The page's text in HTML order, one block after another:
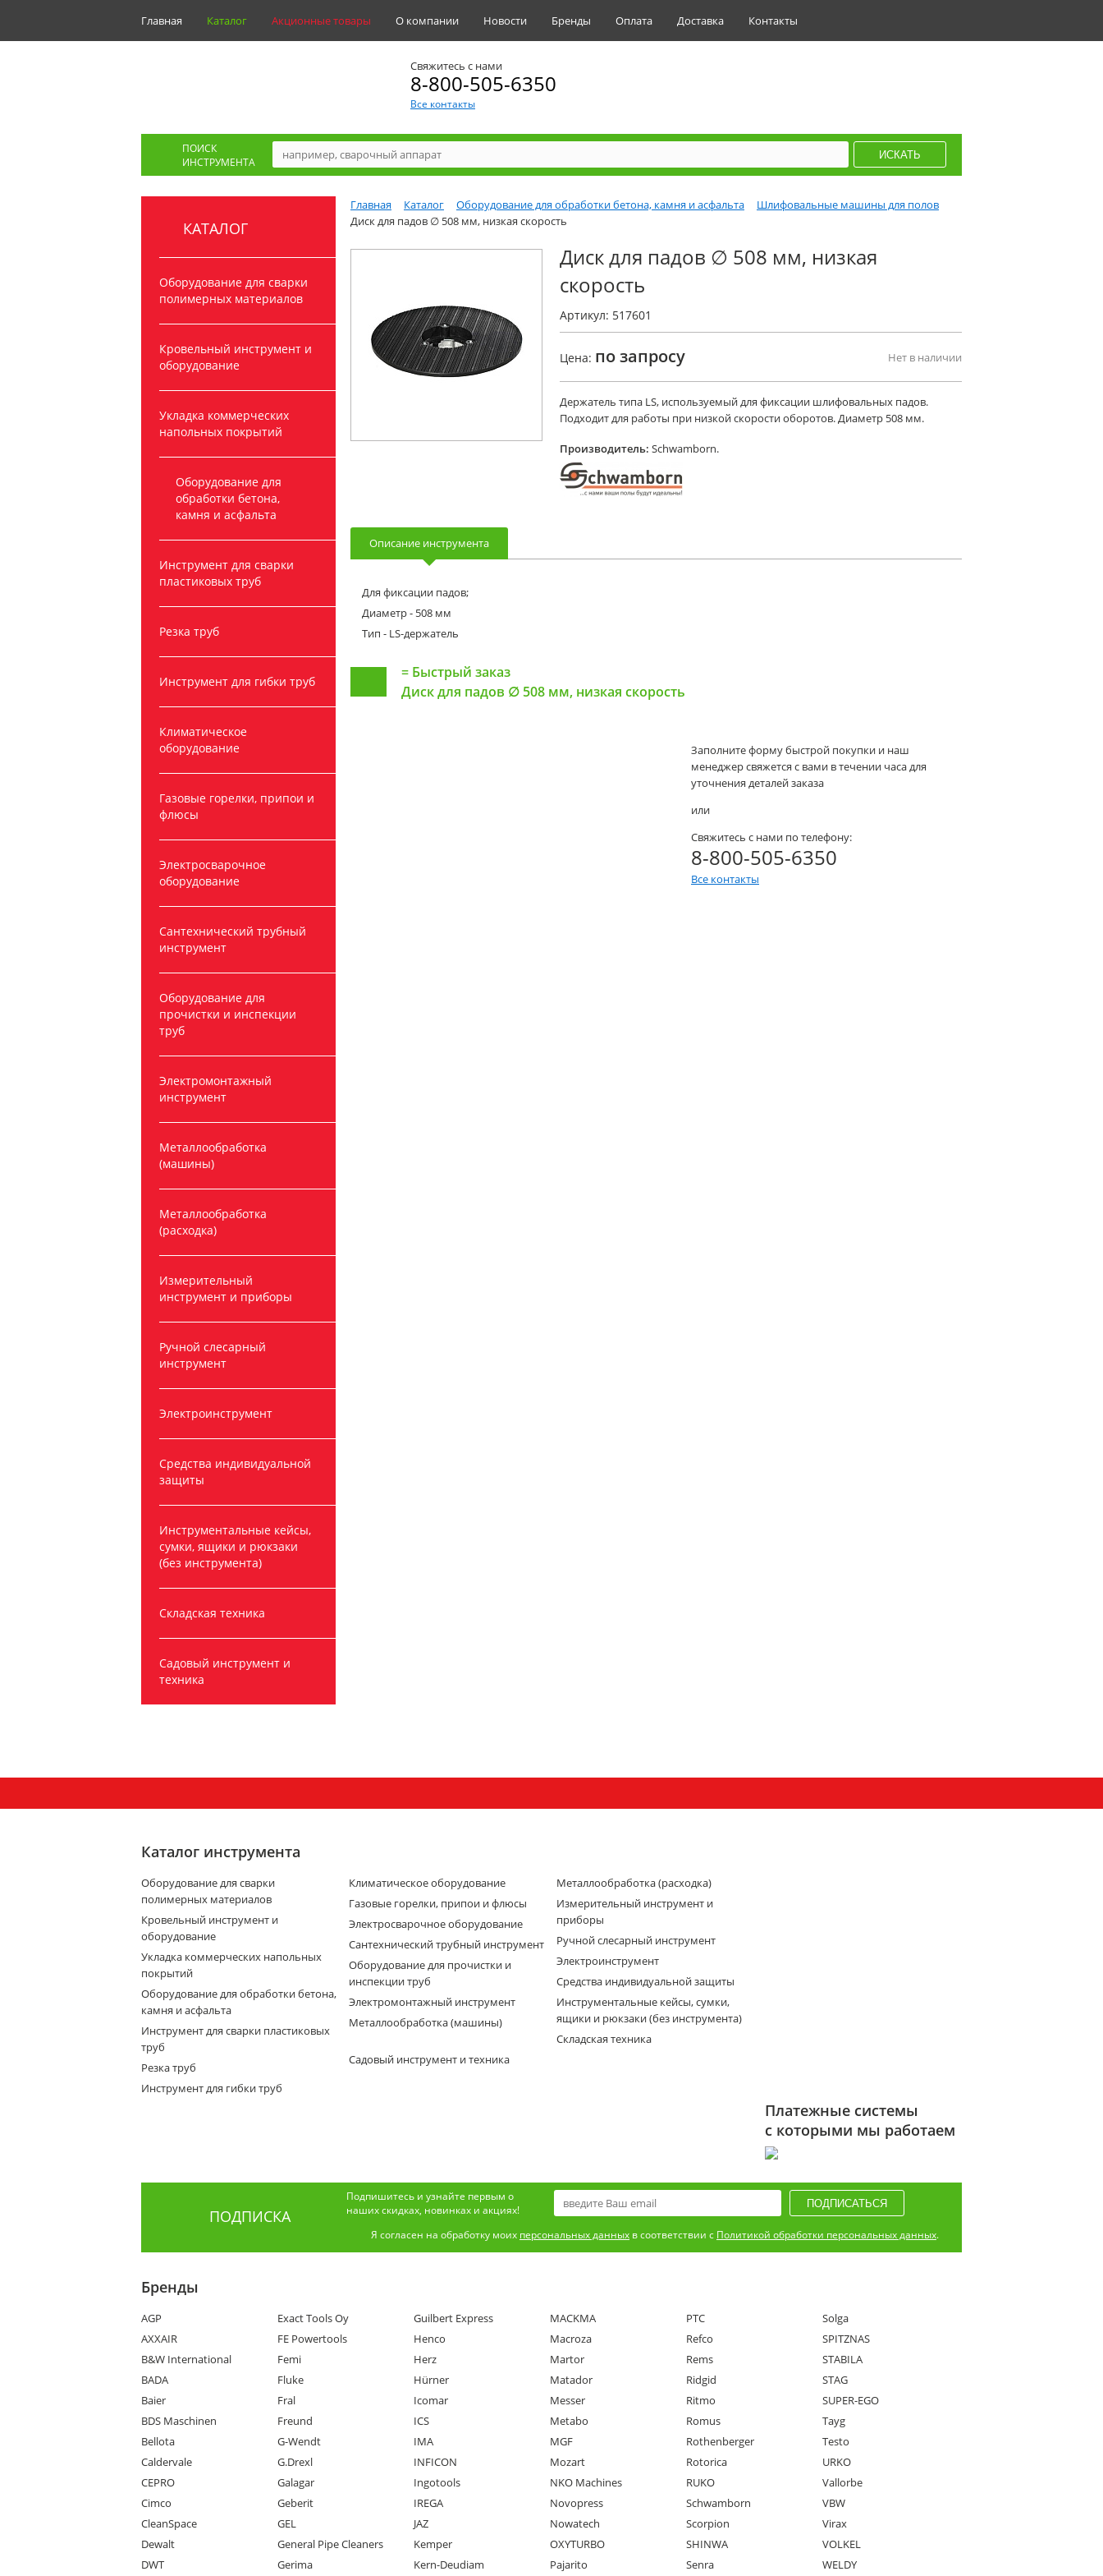
Главная Каталог Акционные товары О компании Новости Бренды Оплата Доставка Контакты
Свяжитесь с нами
8-800-505-6350
Все контакты
ПОИСК
ИНСТРУМЕНТА
КАТАЛОГ
Оборудование для сварки
полимерных материалов
Кровельный инструмент и
оборудование
Укладка коммерческих
напольных покрытий
Оборудование для
обработки бетона,
камня и асфальта
Инструмент для сварки
пластиковых труб
Резка труб
Инструмент для гибки труб
Климатическое
оборудование
Газовые горелки, припои и
флюсы
Электросварочное
оборудование
Сантехнический трубный
инструмент
Оборудование для
прочистки и инспекции
труб
Электромонтажный
инструмент
Металлообработка
(машины)
Металлообработка
(расходка)
Измерительный
инструмент и приборы
Ручной слесарный
инструмент
Электроинструмент
Средства индивидуальной
защиты
Инструментальные кейсы,
сумки, ящики и рюкзаки
(без инструмента)
Складская техника
Садовый инструмент и
техника
Главная Каталог Оборудование для обработки бетона, камня и асфальта
Шлифовальные машины для полов
Диск для падов ∅ 508 мм, низкая скорость
Диск для падов ∅ 508 мм, низкая
скорость
Артикул: 517601
Цена: по запросу Нет в наличии
Держатель типа LS, используемый для фиксации шлифовальных падов.
Подходит для работы при низкой скорости оборотов. Диаметр 508 мм.
Производитель: Schwamborn.
Описание инструмента
Для фиксации падов;
Диаметр - 508 мм
Тип - LS-держатель
= Быстрый заказ
Диск для падов ∅ 508 мм, низкая скорость
Заполните форму быстрой покупки и наш
менеджер свяжется с вами в течении часа для
уточнения деталей заказа
или
Свяжитесь с нами по телефону:
8-800-505-6350
Все контакты
Каталог инструмента
Оборудование для сварки
полимерных материалов
Кровельный инструмент и
оборудование
Укладка коммерческих напольных
покрытий
Оборудование для обработки бетона,
камня и асфальта
Инструмент для сварки пластиковых
труб
Резка труб
Инструмент для гибки труб
Климатическое оборудование
Газовые горелки, припои и флюсы
Электросварочное оборудование
Сантехнический трубный инструмент
Оборудование для прочистки и
инспекции труб
Электромонтажный инструмент
Металлообработка (машины)
Металлообработка (расходка)
Измерительный инструмент и
приборы
Ручной слесарный инструмент
Электроинструмент
Средства индивидуальной защиты
Инструментальные кейсы, сумки,
ящики и рюкзаки (без инструмента)
Складская техника
Садовый инструмент и техника
Платежные системы
с которыми мы работаем
ПОДПИСКА
Подпишитесь и узнайте первым о
наших скидках, новинках и акциях!
Я согласен на обработку моих персональных данных в соответствии с Политикой обработки персональных данных.
Бренды
AGP
AXXAIR
B&W International
BADA
Baier
BDS Maschinen
Bellota
Caldervale
CEPRO
Cimco
CleanSpace
Dewalt
DWT
Exact Tools Oy
FE Powertools
Femi
Fluke
Fral
Freund
G-Wendt
G.Drexl
Galagar
Geberit
GEL
General Pipe Cleaners
Gerima
Guilbert Express
Henco
Herz
Hürner
Icomar
ICS
IMA
INFICON
Ingotools
IREGA
JAZ
Kemper
Kern-Deudiam
MACKMA
Macroza
Martor
Matador
Messer
Metabo
MGF
Mozart
NKO Machines
Novopress
Nowatech
OXYTURBO
Pajarito
PTC
Refco
Rems
Ridgid
Ritmo
Romus
Rothenberger
Rotorica
RUKO
Schwamborn
Scorpion
SHINWA
Senra
Solga
SPITZNAS
STABILA
STAG
SUPER-EGO
Tayg
Testo
URKO
Vallorbe
VBW
Virax
VOLKEL
WELDY